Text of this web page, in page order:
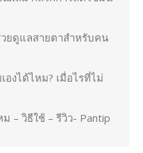
ยดูแลสายตาสำหรับคน
องได้ไหม? เมื่อไรที่ไม่
– วิธีใช้ – รีวิว- Pantip